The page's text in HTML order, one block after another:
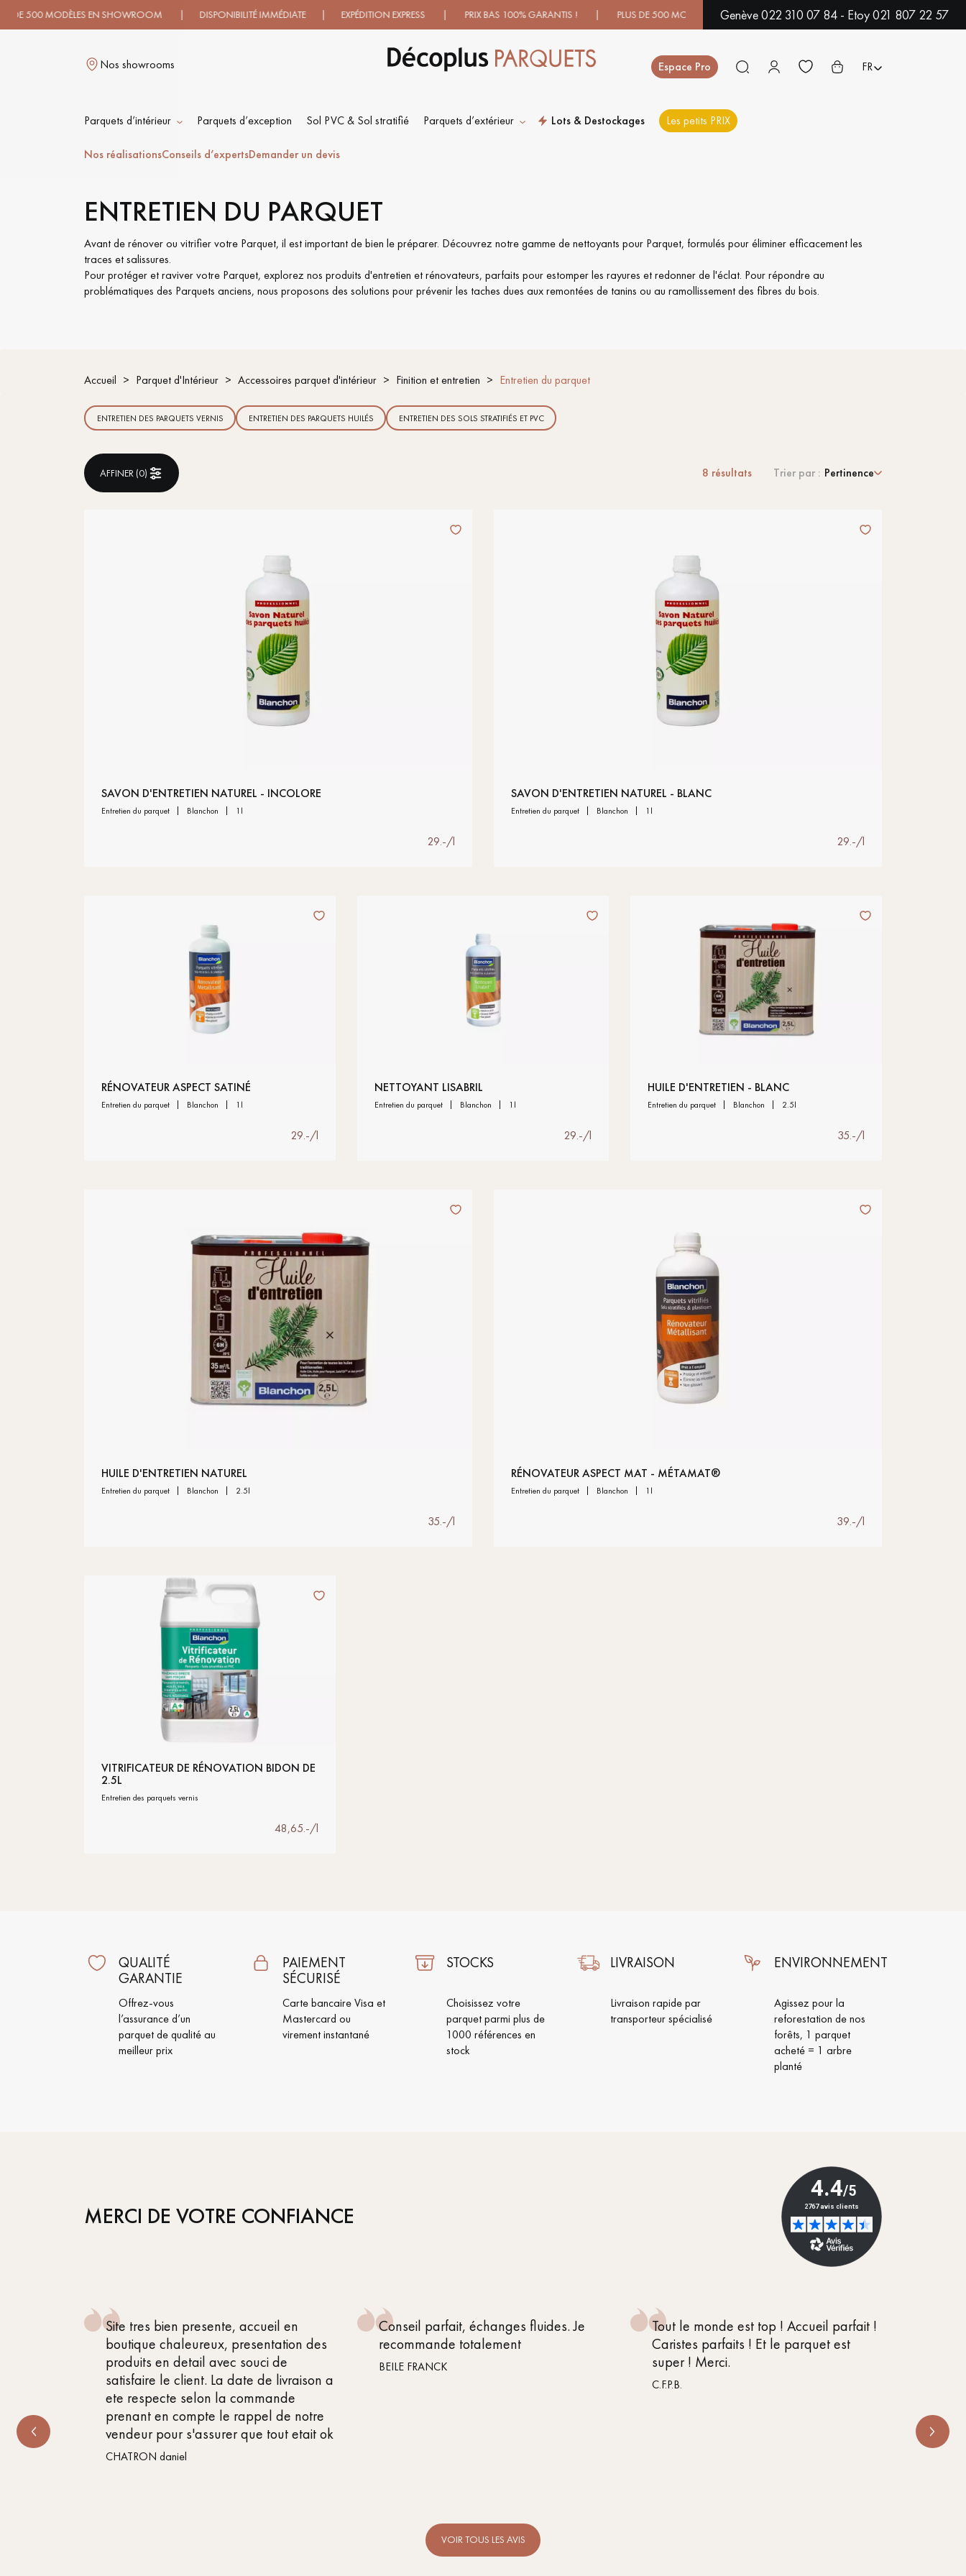
EN SHOWROOM | DISPONIBILITÉ IMMÉDIATE | EXPÉDITION EXPRESS | PRIX BAS 100% GARANTIS ! | PLUS DE 500 MODÈLES EN SHOWROOM | DISPONIBILITÉ IMMÉDIATE |
Genève 022 310 07 84 - Etoy 021 807 22 57
Nos showrooms Espace Pro FR
Parquets d’intérieur Parquets d’exception Sol PVC & Sol stratifié Parquets d’extérieur Lots & Destockages Les petits PRIX
Nos réalisationsConseils d’expertsDemander un devis
Fermer
LES RECHERCHES LES PLUS COURANTES
PARQUET MASSIF
PARQUET
CONTRECOLLÉ -
FLOTTANT
PARQUET HUILÉ
PARQUET EN BOIS
BRUT
PARQUET EN CHÊNE
FUMÉ
PARQUET LAMES
LARGES XXL
PARQUET EN CHÊNE
Nos conseillers sont disponibles au
Nos experts sont à votre disposition pour vous guider pas à pas dans le choix et la pose de votre parquet.
Un expert Décoplus Parquets vous
Obtenez un devis gratuit !
ENTRETIEN DU PARQUET
Avant de rénover ou vitrifier votre Parquet, il est important de bien le préparer. Découvrez notre gamme de nettoyants pour Parquet, formulés pour éliminer efficacement les
traces et salissures.
Pour protéger et raviver votre Parquet, explorez nos produits d'entretien et rénovateurs, parfaits pour estomper les rayures et redonner de l'éclat. Pour répondre au
problématiques des Parquets anciens, nous proposons des solutions pour prévenir les taches dues aux remontées de tanins ou au ramollissement des fibres du bois.
Accueil Parquet d'Intérieur Accessoires parquet d'intérieur Finition et entretien Entretien du parquet
ENTRETIEN DES PARQUETS VERNIS ENTRETIEN DES PARQUETS HUILÉS ENTRETIEN DES SOLS STRATIFIÉS ET PVC
AFFINER (0) 8 résultats Trier par : Pertinence
SAVON D'ENTRETIEN NATUREL - INCOLORE
entretien du parquet blanchon 1l
29.-/l
SAVON D'ENTRETIEN NATUREL - BLANC
entretien du parquet blanchon 1l
29.-/l
RÉNOVATEUR ASPECT SATINÉ
entretien du parquet blanchon 1l
29.-/l
NETTOYANT LISABRIL
entretien du parquet blanchon 1l
29.-/l
HUILE D'ENTRETIEN - BLANC
entretien du parquet blanchon 2.5l
35.-/l
HUILE D'ENTRETIEN NATUREL
entretien du parquet blanchon 2.5l
35.-/l
RÉNOVATEUR ASPECT MAT - MÉTAMAT®
entretien du parquet blanchon 1l
39.-/l
VITRIFICATEUR DE RÉNOVATION BIDON DE
2.5L
entretien des parquets vernis
48,65.-/l
QUALITÉ
GARANTIE
Offrez-vous
l’assurance d’un
parquet de qualité au
meilleur prix
PAIEMENT
SÉCURISÉ
Carte bancaire Visa et
Mastercard ou
virement instantané
STOCKS
Choisissez votre
parquet parmi plus de
1000 références en
stock
LIVRAISON
Livraison rapide par
transporteur spécialisé
ENVIRONNEMENT
Agissez pour la
reforestation de nos
forêts, 1 parquet
acheté = 1 arbre
planté
MERCI DE VOTRE CONFIANCE
Site tres bien presente, accueil en
boutique chaleureux, presentation des
produits en detail avec souci de
satisfaire le client. La date de livraison a
ete respecte selon la commande
prenant en compte le rappel de notre
vendeur pour s'assurer que tout etait ok
CHATRON daniel
Conseil parfait, échanges fluides. Je
recommande totalement
BEILE FRANCK
Tout le monde est top ! Accueil parfait !
Caristes parfaits ! Et le parquet est
super ! Merci.
C.F.P.B.
VOIR TOUS LES AVIS